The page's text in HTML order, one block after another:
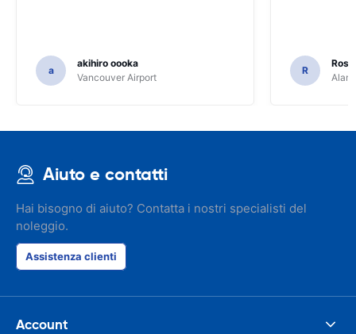
a
akihiro oooka
Vancouver Airport
R
Aiuto e contatti
Hai bisogno di aiuto? Contatta i nostri specialisti del
noleggio.
Assistenza clienti
Account